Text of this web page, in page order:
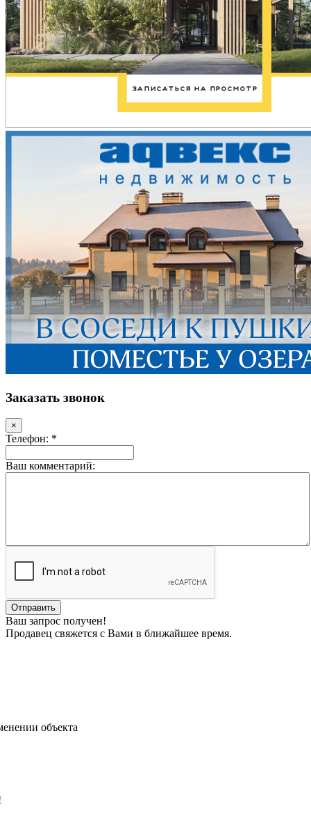
Заказать звонок
×
Телефон: *
Ваш комментарий:
Ваш запрос получен!
Продавец свяжется с Вами в ближайшее время.
объекта